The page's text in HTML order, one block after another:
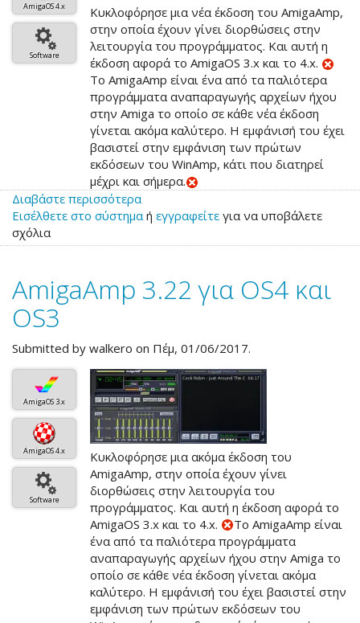
AmigaOS 4.x
Software
Κυκλοφόρησε μια νέα έκδοση του AmigaAmp,
στην οποία έχουν γίνει διορθώσεις στην
λειτουργία του προγράμματος. Και αυτή η
έκδοση αφορά το AmigaOS 3.x και το 4.x.
Το AmigaAmp είναι ένα από τα παλιότερα
προγράμματα αναπαραγωγής αρχείων ήχου
στην Amiga το οποίο σε κάθε νέα έκδοση
γίνεται ακόμα καλύτερο. Η εμφάνισή του έχει
βασιστεί στην εμφάνιση των πρώτων
εκδόσεων του WinAmp, κάτι που διατηρεί
μέχρι και σήμερα.
Διαβάστε περισσότεραγια
το
AmigaAmp
για
OS4
Εισέλθετε στο σύστημαή εγγραφείτε για να υποβάλετε
σχόλια
AmigaAmp 3.22 για OS4 και
OS3
Submitted by walkero on Πέμ, 01/06/2017.
AmigaOS 3.x
AmigaOS 4.x
Software
Κυκλοφόρησε μια ακόμα έκδοση του
AmigaAmp, στην οποία έχουν γίνει
διορθώσεις στην λειτουργία του
προγράμματος. Και αυτή η έκδοση αφορά το
AmigaOS 3.x και το 4.x.
Το AmigaAmp είναι
ένα από τα παλιότερα προγράμματα
αναπαραγωγής αρχείων ήχου στην Amiga το
οποίο σε κάθε νέα έκδοση γίνεται ακόμα
καλύτερο. Η εμφάνισή του έχει βασιστεί στην
εμφάνιση των πρώτων εκδόσεων του